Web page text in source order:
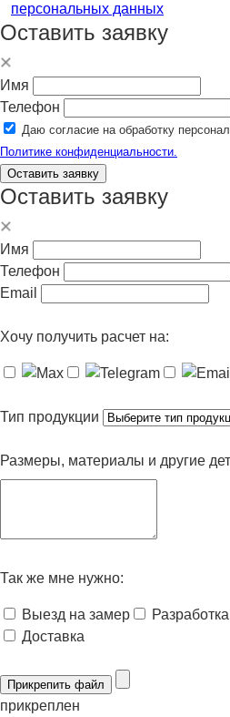
персональных данных
Оставить заявку
Имя
Телефон
Даю согласие на обработку
Политике конфиденциальности.
Оставить заявку
Оставить заявку
Имя
Телефон
Email
Хочу получить расчет на:
Тип продукции
Размеры, материалы и другие
Так же мне нужно:
Выезд на замер
Доставка
Прикрепить файл
прикреплен